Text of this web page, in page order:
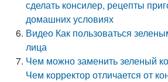
сделать консилер, рецепты
домашних условиях
Видео Как пользоваться
лица
Чем можно заменить зеленый
Чем корректор отличается от